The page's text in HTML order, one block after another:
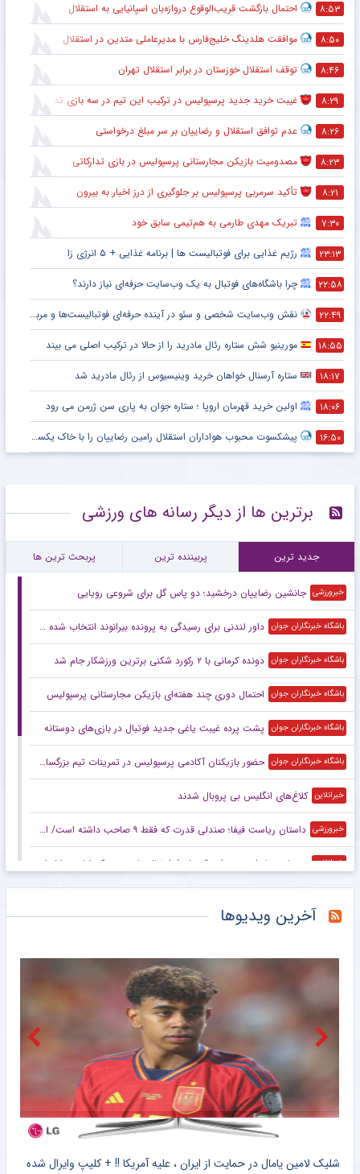
۸:۵۳ احتمال بازگشت قریب‌الوقوع دروازه‌بان اسپانیایی به استقلال
۸:۵۰ موافقت هلدینگ خلیج‌فارس با مدیرعاملی متدین در استقلال
۸:۴۶ توقف استقلال خوزستان در برابر استقلال تهران
۸:۲۹ غیبت خرید جدید پرسپولیس در ترکیب این تیم در سه بازی تدارکاتی
۸:۲۶ عدم توافق استقلال و رضاییان بر سر مبلغ درخواستی
۸:۲۳ مصدومیت بازیکن مجارستانی پرسپولیس در بازی تدارکاتی
۸:۲۱ تأکید سرمربی پرسپولیس بر جلوگیری از درز اخبار به بیرون
۷:۳۰ تبریک مهدی طارمی به هم‌تیمی سابق خود
۲۳:۱۳ رژیم غذایی برای فوتبالیست ها | برنامه غذایی + ۵ انرژی زا
۲۲:۵۸ چرا باشگاه‌های فوتبال به یک وب‌سایت حرفه‌ای نیاز دارند؟
۲۲:۴۹ نقش وب‌سایت شخصی و سئو در آینده حرفه‌ای فوتبالیست‌ها و مربیان
۱۸:۵۵ مورینیو شش ستاره رئال مادرید را از حالا در ترکیب اصلی می بیند
۱۸:۱۷ ستاره آرسنال خواهان خرید وینیسیوس از رئال مادرید شد
۱۸:۰۶ اولین خرید قهرمان اروپا ؛ ستاره جوان به پاری سن ژرمن می رود
۱۶:۵۰ پیشکسوت محبوب هواداران استقلال رامین رضاییان را با خاک یکسان کرد + جزئیات
برترین ها از دیگر رسانه های ورزشی
جدید ترین پربیننده ترین پربحث ترین ها
خبرورزشی جانشین رضاییان درخشید؛ دو پاس گل برای شروعی رویایی
باشگاه خبرنگاران جوان داور لندنی برای رسیدگی به پرونده بیرانوند انتخاب شده است
باشگاه خبرنگاران جوان دونده کرمانی با ۲ رکورد شکنی برترین ورزشکار جام شد
باشگاه خبرنگاران جوان احتمال دوری چند هفته‌ای بازیکن مجارستانی پرسپولیس
باشگاه خبرنگاران جوان پشت پرده غیبت یاغی جدید فوتبال در بازی‌های دوستانه
باشگاه خبرنگاران جوان حضور بازیکنان آکادمی پرسپولیس در تمرینات تیم بزرگسالان
خبرانلاین کلاغ‌های انگلیس بی پروبال شدند
خبرورزشی داستان ریاست فیفا؛ صندلی قدرت که فقط ۹ صاحب داشته است/ اینفانتینو در پی ادامه حکمرانی در روزهای جنجالی
خبرانلاین به جای پیشرفت، پسرفت کرده‌ایم/ فوتبال ما دست یک مُشت دلال است
منتقد تیم ملی که خودش در لیگ امسال تیم ندارد!
وضعیت مبهم طارمی در المپیاکوس
خبرگزاری دانشجو وینیسیوس به رکورد رونالدو رسید
قرارداد وینیسیوس تا ۲۰۳۲ با رئال‌ تمدید شد
آخرین ویدیوها
شلیک لامین یامال در حمایت از ایران ، علیه آمریکا !! + کلیپ وایرال شده